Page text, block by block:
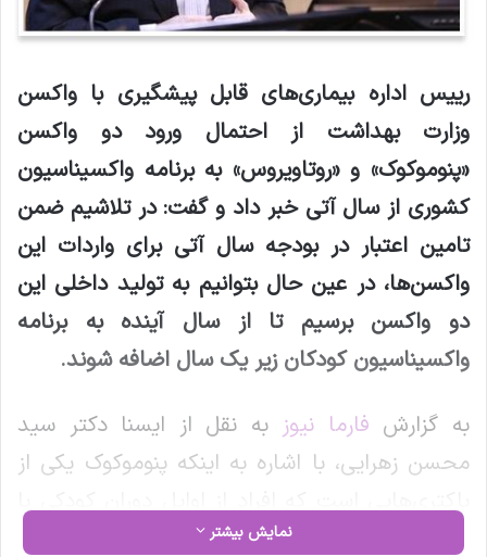
رییس اداره بیماریهای قابل پیشگیری با واکسن
وزارت بهداشت از احتمال ورود دو واکسن
«پنوموکوک» و «روتاویروس» به برنامه واکسیناسیون
کشوری از سال آتی خبر داد و گفت: در تلاشیم ضمن
تامین اعتبار در بودجه سال آتی برای واردات این
واکسنها، در عین حال بتوانیم به تولید داخلی این
دو واکسن برسیم تا از سال آینده به برنامه
واکسیناسیون کودکان زیر یک سال اضافه شوند.
به گزارش فارما نیوز به نقل از ایسنا دکتر سید
محسن زهرایی، با اشاره به اینکه پنوموکوک یکی از
آن مواجهه پیدا می‌کنند، گفت: این باکتری می‌تواند
نمایش بیشتر